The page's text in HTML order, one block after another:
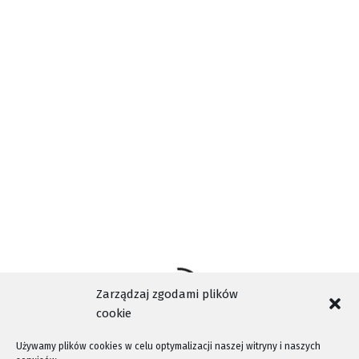
Zarządzaj zgodami plików
cookie
Używamy plików cookies w celu optymalizacji naszej witryny i naszych